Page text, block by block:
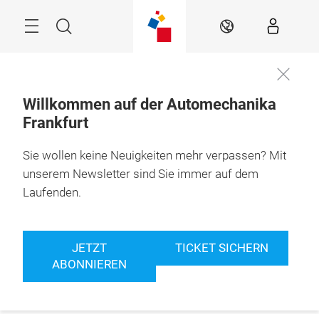
Suche DE
Willkommen auf der Automechanika
Frankfurt
Sie wollen keine Neuigkeiten mehr verpassen? Mit
unserem Newsletter sind Sie immer auf dem
Laufenden.
JETZT
ABONNIEREN
TICKET SICHERN